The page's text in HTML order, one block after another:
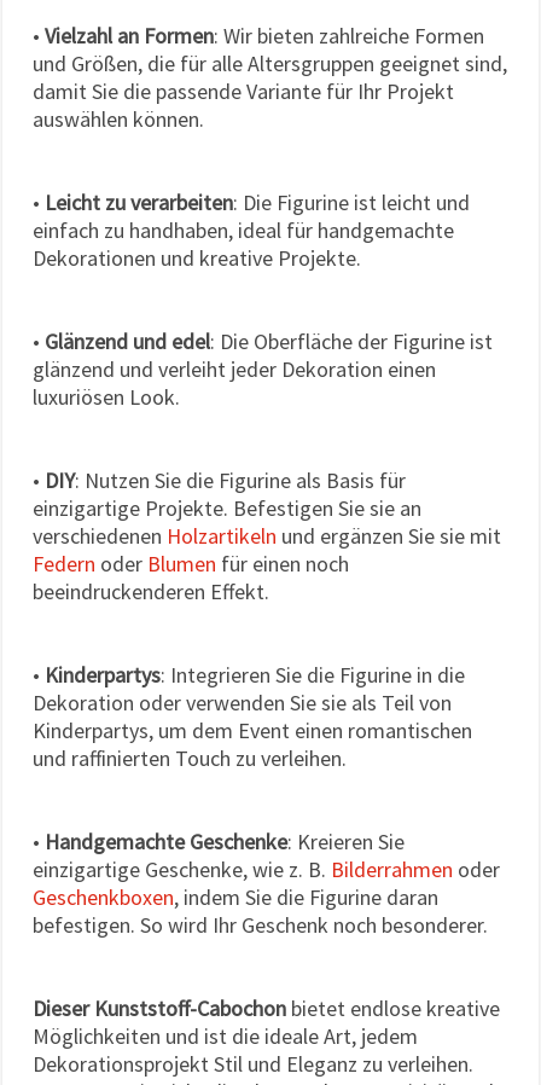
• Vielzahl an Formen: Wir bieten zahlreiche Formen
und Größen, die für alle Altersgruppen geeignet sind,
damit Sie die passende Variante für Ihr Projekt
auswählen können.
• Leicht zu verarbeiten: Die Figurine ist leicht und
einfach zu handhaben, ideal für handgemachte
Dekorationen und kreative Projekte.
• Glänzend und edel: Die Oberfläche der Figurine ist
glänzend und verleiht jeder Dekoration einen
luxuriösen Look.
• DIY: Nutzen Sie die Figurine als Basis für
einzigartige Projekte. Befestigen Sie sie an
verschiedenen Holzartikeln und ergänzen Sie sie mit
Federn oder Blumen für einen noch
beeindruckenderen Effekt.
• Kinderpartys: Integrieren Sie die Figurine in die
Dekoration oder verwenden Sie sie als Teil von
Kinderpartys, um dem Event einen romantischen
und raffinierten Touch zu verleihen.
• Handgemachte Geschenke: Kreieren Sie
einzigartige Geschenke, wie z. B. Bilderrahmen oder
Geschenkboxen, indem Sie die Figurine daran
befestigen. So wird Ihr Geschenk noch besonderer.
Dieser Kunststoff-Cabochon bietet endlose kreative
Möglichkeiten und ist die ideale Art, jedem
Dekorationsprojekt Stil und Eleganz zu verleihen.